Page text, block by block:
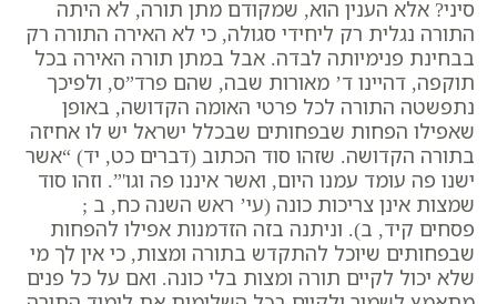
סיני? אלא הענין הוא, שמקודם מתן תורה, לא היתה
התורה נגלית רק ליחידי סגולה, כי לא האירה התורה רק
בבחינת פנימיותה לבדה. אבל במתן תורה האירה בכל
תוקפה, דהיינו ד’ מאורות שבה, שהם פרד”ס, ולפיכך
נתפשטה התורה לכל פרטי האומה הקדושה, באופן
שאפילו הפחות שבפחותים שבכלל ישראל יש לו אחיזה
בתורה הקדושה. שזהו סוד הכתוב (דברים כט, יד) “אשר
ישנו פה עומד עמנו היום, ואשר איננו פה וגו'”. וזהו סוד
שמצות אינן צריכות כונה (עי’ ראש השנה כח, ב ;
פסחים קיד, ב). וניתנה בזה הזדמנות אפילו להפחות
שבפחותים שיוכל להתקדש בתורה ומצות, כי אין לך מי
שלא יכול לקיים תורה ומצות בלי כונה. ואם על כל פנים